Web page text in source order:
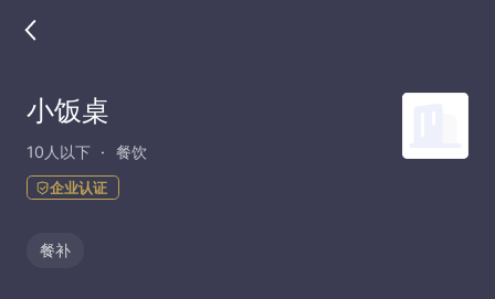
小饭桌
10人以下 餐饮
企业认证
餐补